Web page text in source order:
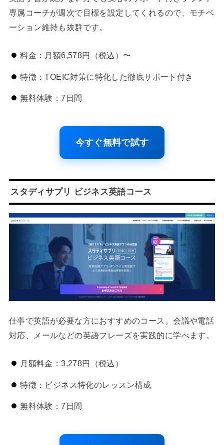
専属コーチが週次で目標を設定してくれるので、モチベ
ーション維持も抜群です。
料金：月額6,578円（税込）〜
特徴：TOEIC対策に特化した徹底サポート付き
無料体験：7日間
今すぐ無料で試す
スタディサプリ ビジネス英語コース
仕事で英語が必要な方におすすめのコース。会議や電話
対応、メールなどの英語フレーズを実践的に学べます。
月額料金：3,278円（税込）
特徴：ビジネス特化のレッスン構成
無料体験：7日間